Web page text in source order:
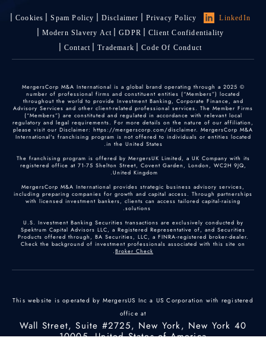
LinkedIn
Privacy Policy
Disclaimer
Spam Policy
Cookies
Client Confidentiality
GDPR
Modern Slavery Act
Code Of Conduct
Trademark
Contact
© 2025 MergersCorp M&A International is a global brand operating through a
number of professional firms and constituent entities (“Members”) located
throughout the world to provide Investment Banking, Corporate Finance, and
Advisory Services and other client-related professional services. The Member Firms
(“Members”) are constituted and regulated in accordance with relevant local
regulatory and legal requirements. For more details on the nature of our affiliation,
please visit our Disclaimer: https://mergerscorp.com/disclaimer. MergersCorp M&A
International's franchising program is not offered to individuals or entities located
in the United States.
The franchising program is offered by MergersUK Limited, a UK Company with its
registered office at 71-75 Shelton Street, Covent Garden, London, WC2H 9JQ,
United Kingdom.
MergersCorp M&A International provides strategic business advisory services,
including preparing companies for growth and capital access. Through partnerships
with licensed investment bankers, clients can access tailored capital-raising
solutions.
U.S. Investment Banking Securities transactions are exclusively conducted by
Spektrum Capital Advisors LLC, a Registered Representative of, and Securities
Products offered through, BA Securities, LLC, a FINRA-registered broker-dealer.
Check the background of investment professionals associated with this site on
Broker Check
.
This website is operated by MergersUS Inc a US Corporation with registered
office at
40 Wall Street, Suite #2725, New York, New York
10005, United States of America